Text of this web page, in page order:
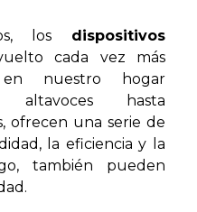
los dispositivos
cada vez más
en nuestro hogar
hasta
ofrecen una serie de
la eficiencia y la
también pueden